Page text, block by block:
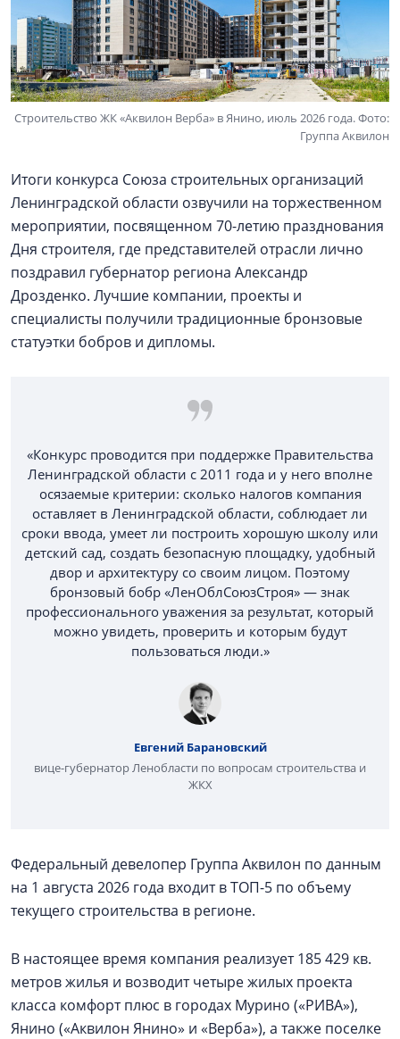
Строительство ЖК «Аквилон Верба» в Янино, июль 2026 года. Фото:
Группа Аквилон
Итоги конкурса Союза строительных организаций
Ленинградской области озвучили на торжественном
мероприятии, посвященном 70-летию празднования
Дня строителя, где представителей отрасли лично
поздравил губернатор региона Александр
Дрозденко. Лучшие компании, проекты и
специалисты получили традиционные бронзовые
статуэтки бобров и дипломы.
«Конкурс проводится при поддержке Правительства
Ленинградской области с 2011 года и у него вполне
осязаемые критерии: сколько налогов компания
оставляет в Ленинградской области, соблюдает ли
сроки ввода, умеет ли построить хорошую школу или
детский сад, создать безопасную площадку, удобный
двор и архитектуру со своим лицом. Поэтому
бронзовый бобр «ЛенОблСоюзСтроя» — знак
профессионального уважения за результат, который
можно увидеть, проверить и которым будут
пользоваться люди.»
Евгений Барановский
вице-губернатор Ленобласти по вопросам строительства и
ЖКХ
Федеральный девелопер Группа Аквилон по данным
на 1 августа 2026 года входит в ТОП-5 по объему
текущего строительства в регионе.
В настоящее время компания реализует 185 429 кв.
метров жилья и возводит четыре жилых проекта
класса комфорт плюс в городах Мурино («РИВА»),
Янино («Аквилон Янино» и «Верба»), а также поселке